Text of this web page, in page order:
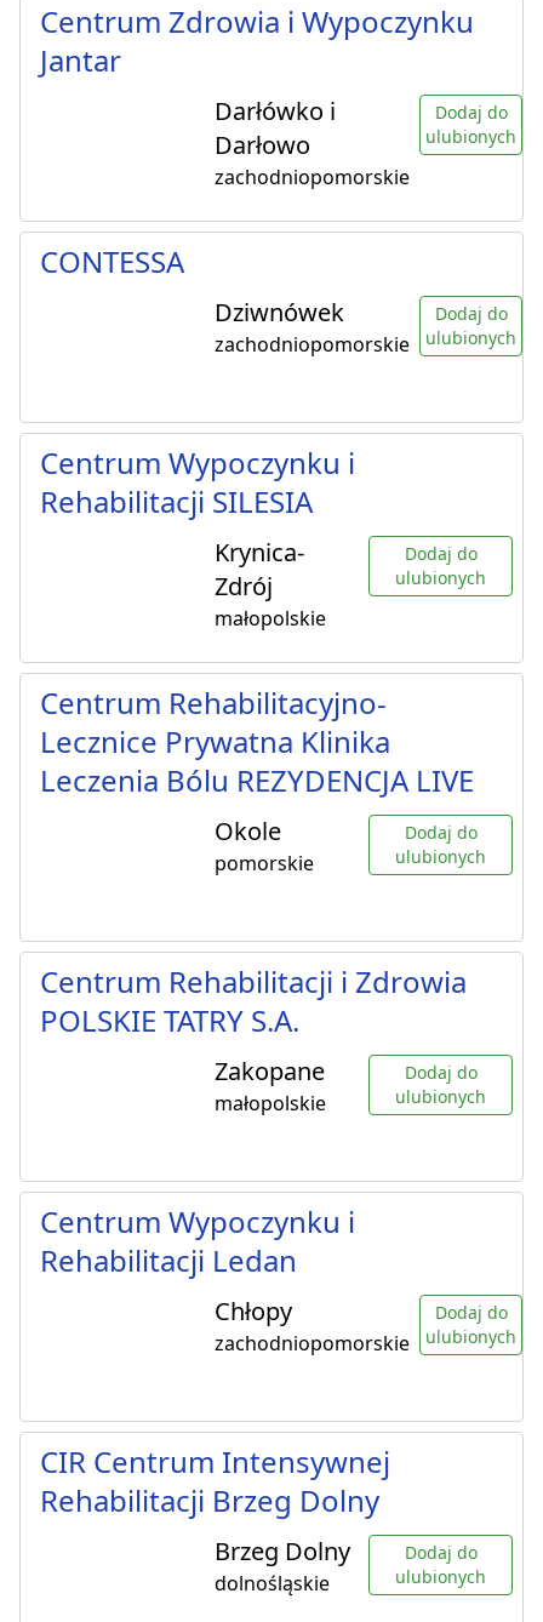
Centrum Zdrowia i Wypoczynku
Jantar
Darłówko i
Darłowo
zachodniopomorskie
Dodaj do
ulubionych
CONTESSA
Dziwnówek
zachodniopomorskie
Dodaj do
ulubionych
Centrum Wypoczynku i
Rehabilitacji SILESIA
Krynica-
Zdrój
małopolskie
Dodaj do
ulubionych
Centrum Rehabilitacyjno-
Lecznice Prywatna Klinika
Leczenia Bólu REZYDENCJA LIVE
Okole
pomorskie
Dodaj do
ulubionych
Centrum Rehabilitacji i Zdrowia
POLSKIE TATRY S.A.
Zakopane
małopolskie
Dodaj do
ulubionych
Centrum Wypoczynku i
Rehabilitacji Ledan
Chłopy
zachodniopomorskie
Dodaj do
ulubionych
CIR Centrum Intensywnej
Rehabilitacji Brzeg Dolny
Brzeg Dolny
dolnośląskie
Dodaj do
ulubionych